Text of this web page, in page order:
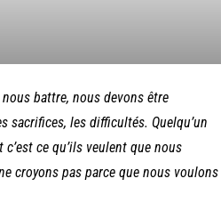
battre, nous devons être
sacrifices, les difficultés. Quelqu’un
ce qu’ils veulent que nous
croyons pas parce que nous voulons